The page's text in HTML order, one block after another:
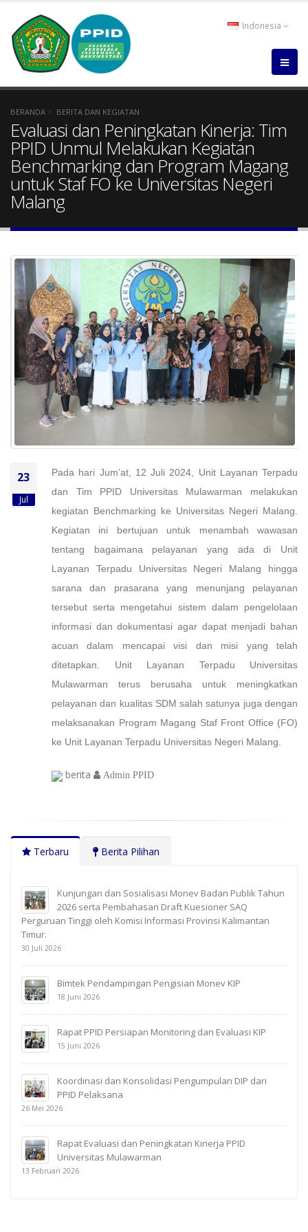
Indonesia
BERANDA BERITA DAN KEGIATAN
Evaluasi dan Peningkatan Kinerja: Tim
PPID Unmul Melakukan Kegiatan
Benchmarking dan Program Magang
untuk Staf FO ke Universitas Negeri
Malang
23
Jul
Pada hari Jum’at, 12 Juli 2024, Unit Layanan Terpadu
dan Tim PPID Universitas Mulawarman melakukan
kegiatan Benchmarking ke Universitas Negeri Malang.
Kegiatan ini bertujuan untuk menambah wawasan
tentang bagaimana pelayanan yang ada di Unit
Layanan Terpadu Universitas Negeri Malang hingga
sarana dan prasarana yang menunjang pelayanan
tersebut serta mengetahui sistem dalam pengelolaan
informasi dan dokumentasi agar dapat menjadi bahan
acuan dalam mencapai visi dan misi yang telah
ditetapkan. Unit Layanan Terpadu Universitas
Mulawarman terus berusaha untuk meningkatkan
pelayanan dan kualitas SDM salah satunya juga dengan
melaksanakan Program Magang Staf Front Office (FO)
ke Unit Layanan Terpadu Universitas Negeri Malang.
berita Admin PPID
Terbaru Berita Pilihan
Kunjungan dan Sosialisasi Monev Badan Publik Tahun
2026 serta Pembahasan Draft Kuesioner SAQ
Perguruan Tinggi oleh Komisi Informasi Provinsi Kalimantan
Timur.
30 Juli 2026
Bimtek Pendampingan Pengisian Monev KIP
18 Juni 2026
Rapat PPID Persiapan Monitoring dan Evaluasi KIP
15 Juni 2026
Koordinasi dan Konsolidasi Pengumpulan DIP dari
PPID Pelaksana
26 Mei 2026
Rapat Evaluasi dan Peningkatan Kinerja PPID
Universitas Mulawarman
13 Februari 2026